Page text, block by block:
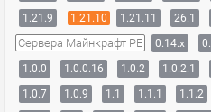
1.21.9
1.21.10 1.21.11 26.1
Сервера Майнкрафт PE 0.14.x
1.0.0
1.0.0.16 1.0.2 1.0.2.1
1.0.7
1.0.9 1.1 1.1.1 1.1.2